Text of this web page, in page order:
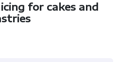
for cakes and